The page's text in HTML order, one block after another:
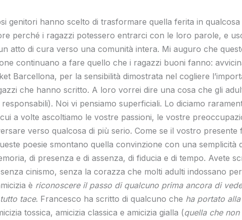
genitori hanno scelto di trasformare quella ferita in
perché i ragazzi potessero entrarci con le loro parole, e
atto di cura verso una comunità intera. Mi auguro che
continuano a fare quello che i ragazzi buoni fanno:
Barcellona, per la sensibilità dimostrata nel cogliere
che hanno scritto. A loro vorrei dire una cosa che gli
responsabili). Noi vi pensiamo superficiali. Lo diciamo
a volte ascoltiamo le vostre passioni, le vostre
verso qualcosa di più serio. Come se il vostro
poesie smontano quella convinzione con una semplicità
di presenza e di assenza, di fiducia e di tempo. Avete
cinismo, senza la corazza che molti adulti indossano
è riconoscere il passo di qualcuno prima ancora di
tace. Francesco ha scritto di qualcuno che ha portato
tossica, amicizia classica e amicizia gialla (quella che